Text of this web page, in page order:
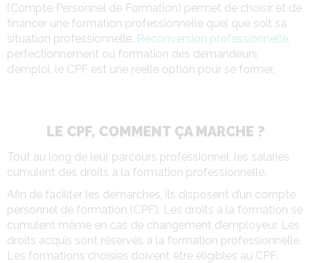
(Compte Personnel de Formation) permet de choisir et de
financer une formation professionnelle quel que soit sa
situation professionnelle. Reconversion professionnelle,
perfectionnement ou formation des demandeurs
d’emploi, le CPF est une réelle option pour se former.
LE CPF, COMMENT ÇA MARCHE ?
Tout au long de leur parcours professionnel, les salariés
cumulent des droits à la formation professionnelle.
Afin de faciliter les démarches, ils disposent d’un compte
personnel de formation (CPF). Les droits à la formation se
cumulent même en cas de changement d’employeur. Les
droits acquis sont réservés à la formation professionnelle.
Les formations choisies doivent être éligibles au CPF.